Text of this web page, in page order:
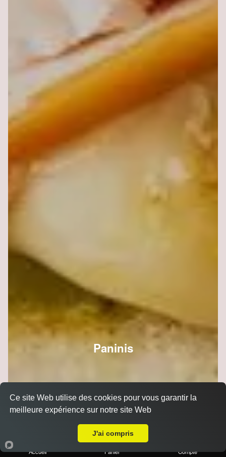
Paninis
Accueil Panier Compte
Ce site Web utilise des cookies pour vous garantir la
meilleure expérience sur notre site Web
J'ai compris